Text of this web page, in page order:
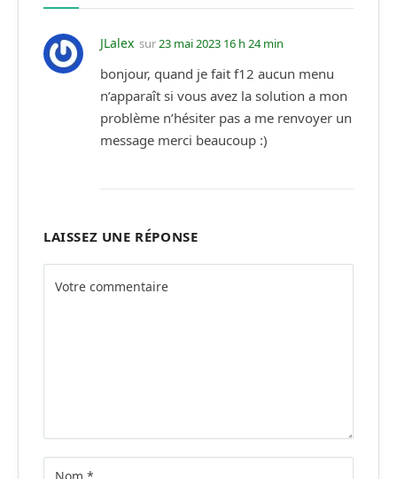
JLalex sur23 mai 2023 16 h 24 min
bonjour, quand je fait f12 aucun menu
n’apparaît si vous avez la solution a mon
problème n’hésiter pas a me renvoyer un
message merci beaucoup :)
LAISSEZ UNE RÉPONSE